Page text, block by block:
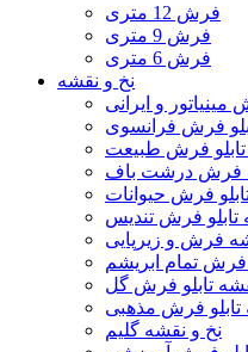
فرش 12 متری
فرش 9 متری
فرش 6 متری
نخ و نقشه
و ایرانی
فرش فرانسوی
فرش طبیعت
فرش درشت باف
فرش حیوانات
تابلو فرش تندیس
فرش و زیرپایی
تمام ابریشم
تابلو فرش گل
تابلو فرش مذهبی
نخ و نقشه گلیم